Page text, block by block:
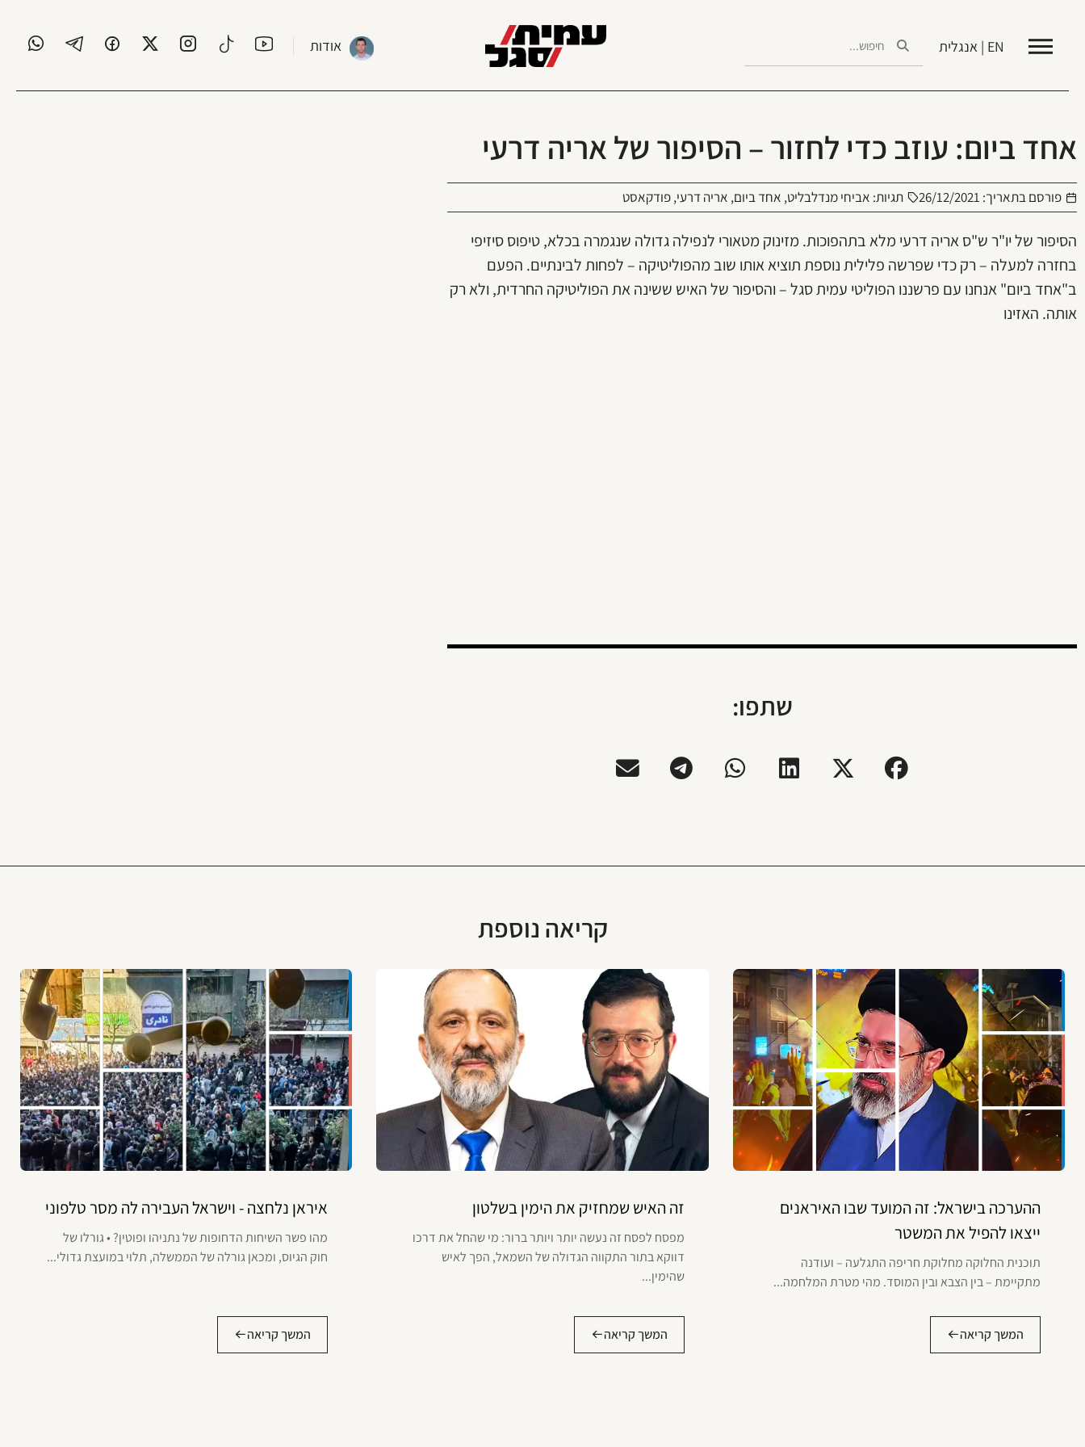
EN | אנגלית אודות
אחד ביום: עוזב כדי לחזור – הסיפור של אריה דרעי
פורסם בתאריך: 26/12/2021 תגיות: אביחי מנדלבליט, אחד ביום, אריה דרעי,פודקאסט
הסיפור של יו"ר ש"ס אריה דרעי מלא בתהפוכות. מזינוק מטאורי לנפילה גדולה שנגמרה בכלא, טיפוס סיזיפי
בחזרה למעלה – רק כדי שפרשה פלילית נוספת תוציא אותו שוב מהפוליטיקה – לפחות לבינתיים. הפעם
ב"אחד ביום" אנחנו עם פרשננו הפוליטי עמית סגל – והסיפור של האיש ששינה את הפוליטיקה החרדית, ולא רק
אותה. האזינו
שתפו:
קריאה נוספת
ההערכה בישראל: זה המועד שבו האיראנים
ייצאו להפיל את המשטר
תוכנית החלוקה מחלוקת חריפה התגלעה – ועודנה
מתקיימת – בין הצבא ובין המוסד. מהי מטרת המלחמה...
המשך קריאה
זה האיש שמחזיק את הימין בשלטון
מפסח לפסח זה נעשה יותר ויותר ברור: מי שהחל את דרכו
דווקא בתור התקווה הגדולה של השמאל, הפך לאיש
שהימין...
המשך קריאה
איראן נלחצה - וישראל העבירה לה מסר טלפוני
מהו פשר השיחות הדחופות של נתניהו ופוטין? • גורלו של
חוק הגיוס, ומכאן גורלה של הממשלה, תלוי במועצת גדולי...
המשך קריאה